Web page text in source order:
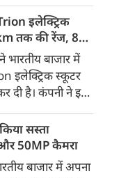
से घटाकर 3 घंटे
पर कानून और
मार पड़ रही है।
में अप्रैल 2023 में
में मारे गए बेटे
थीं, उसी झांसी में
अबान की भीषण
जान चली गई है।
इलेक्ट्रिक
तक की रेंज, 8
तो हो जाएंगे
भारतीय बाजार में
इलेक्ट्रिक स्कूटर
दी है। कंपनी ने इसे
की शुरुआती
है। फिलहाल इसकी
सस्ता
50MP कैमरा
बाजार में अपना